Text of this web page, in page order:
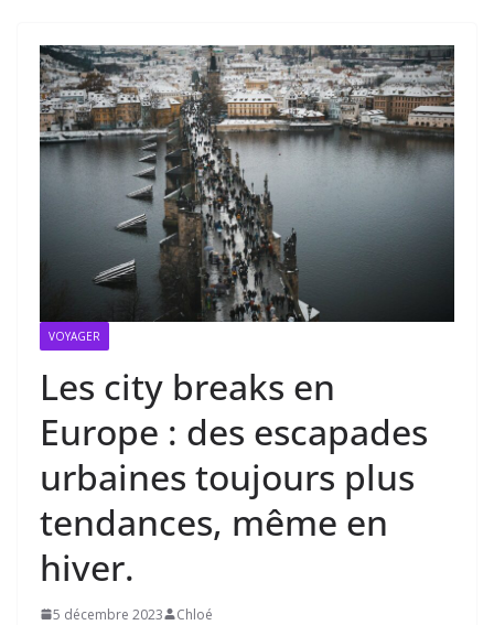
VOYAGER
Les city breaks en
Europe : des escapades
urbaines toujours plus
tendances, même en
hiver.
5 décembre 2023 Chloé